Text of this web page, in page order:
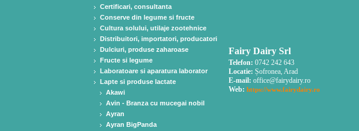
Certificari, consultanta
Conserve din legume si fructe
Cultura solului, utilaje zootehnice
Distribuitori, importatori, producatori
Dulciuri, produse zaharoase
Fructe si legume
Laboratoare si aparatura laborator
Lapte si produse lactate
Akawi
Avin - Branza cu mucegai nobil
Ayran
Ayran BigPanda
Fairy Dairy Srl
Telefon: 0742 242 643
Locatie: Șofronea, Arad
E-mail: office@fairydairy.ro
Web: https://www.fairydairy.ro